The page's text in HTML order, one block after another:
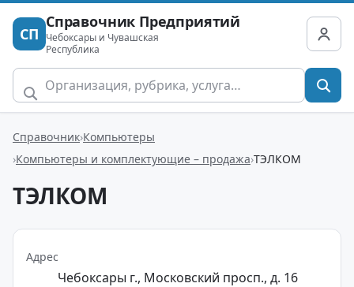
СП
Справочник Предприятий
Чебоксары и Чувашская
Республика
Справочник Компьютеры
Компьютеры и комплектующие – продажа ТЭЛКОМ
ТЭЛКОМ
Адрес
Чебоксары г., Московский просп., д. 16